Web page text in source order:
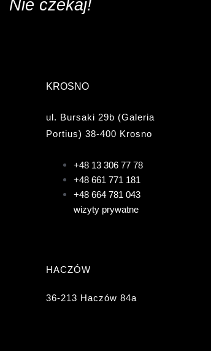
Nie czekaj!
KROSNO
ul. Bursaki 29b (Galeria
Portius) 38-400 Krosno
+48 13 306 77 78
+48 661 771 181
+48 664 781 043
wizyty prywatne
HACZÓW
36-213 Haczów 84a